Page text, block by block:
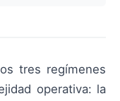
tres regímenes
operativa: la